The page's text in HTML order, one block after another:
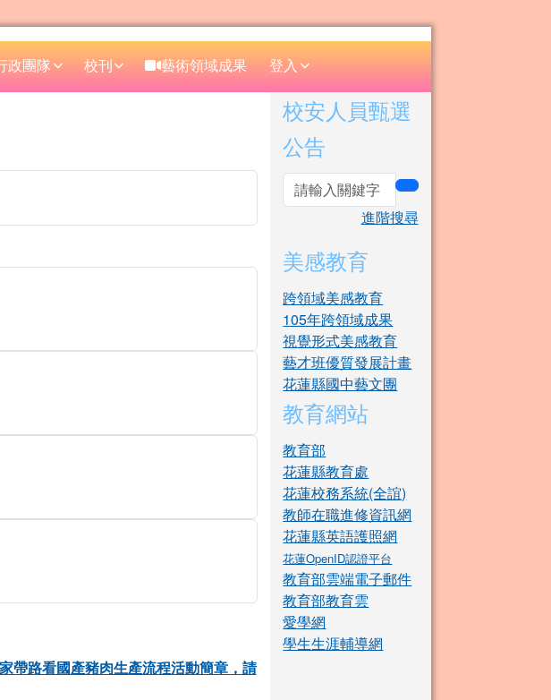
政團隊 校刊 藝術領域成果 登入
帶路看國產豬肉生產流程活動簡章，請
右邊區域內容
校安人員甄選
公告
search
進階搜尋
美感教育
跨領域美感教育
105年跨領域成果
視覺形式美感教育
藝才班優質發展計畫
花蓮縣國中藝文團
教育網站
教育部
花蓮縣教育處
花蓮校務系統(全誼)
教師在職進修資訊網
花蓮縣英語護照網
花蓮OpenID認證平台
教育部雲端電子郵件
教育部教育雲
愛學網
學生生涯輔導網